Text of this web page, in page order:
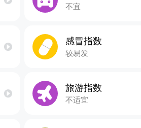
不宜
感冒指数
较易发
旅游指数
不适宜